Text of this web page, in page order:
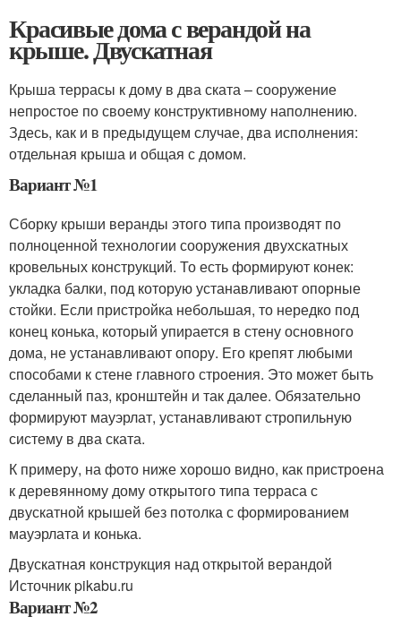
Красивые дома с верандой на
крыше. Двускатная
Крыша террасы к дому в два ската – сооружение
непростое по своему конструктивному наполнению.
Здесь, как и в предыдущем случае, два исполнения:
отдельная крыша и общая с домом.
Вариант №1
Сборку крыши веранды этого типа производят по
полноценной технологии сооружения двухскатных
кровельных конструкций. То есть формируют конек:
укладка балки, под которую устанавливают опорные
стойки. Если пристройка небольшая, то нередко под
конец конька, который упирается в стену основного
дома, не устанавливают опору. Его крепят любыми
способами к стене главного строения. Это может быть
сделанный паз, кронштейн и так далее. Обязательно
формируют мауэрлат, устанавливают стропильную
систему в два ската.
К примеру, на фото ниже хорошо видно, как пристроена
к деревянному дому открытого типа терраса с
двускатной крышей без потолка с формированием
мауэрлата и конька.
Двускатная конструкция над открытой верандой
Источник pikabu.ru
Вариант №2